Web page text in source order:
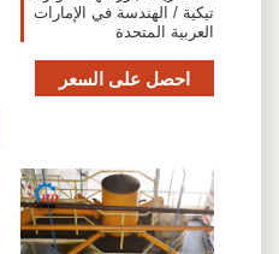
تيكية / الهندسة في الإمارات
العربية المتحدة
احصل على السعر